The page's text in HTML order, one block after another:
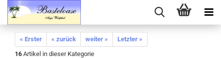
« Erster « zurück weiter »
Letzter »
16 Artikel in dieser Kategorie